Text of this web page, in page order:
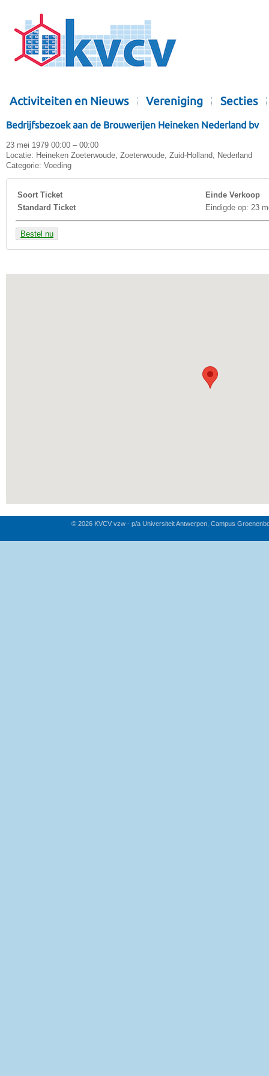
Activiteiten en Nieuws Vereniging Secties
Bedrijfsbezoek aan de Brouwerijen Heineken Nederland bv
23 mei 1979 00:00 – 00:00
Locatie: Heineken Zoeterwoude, Zoeterwoude, Zuid-Holland, Nederland
Categorie: Voeding
Soort Ticket
Einde Verkoop
Standard Ticket
Eindigde op: 23
Bestel nu
© 2026 KVCV vzw - p/a Universiteit Antwerpen, Campus